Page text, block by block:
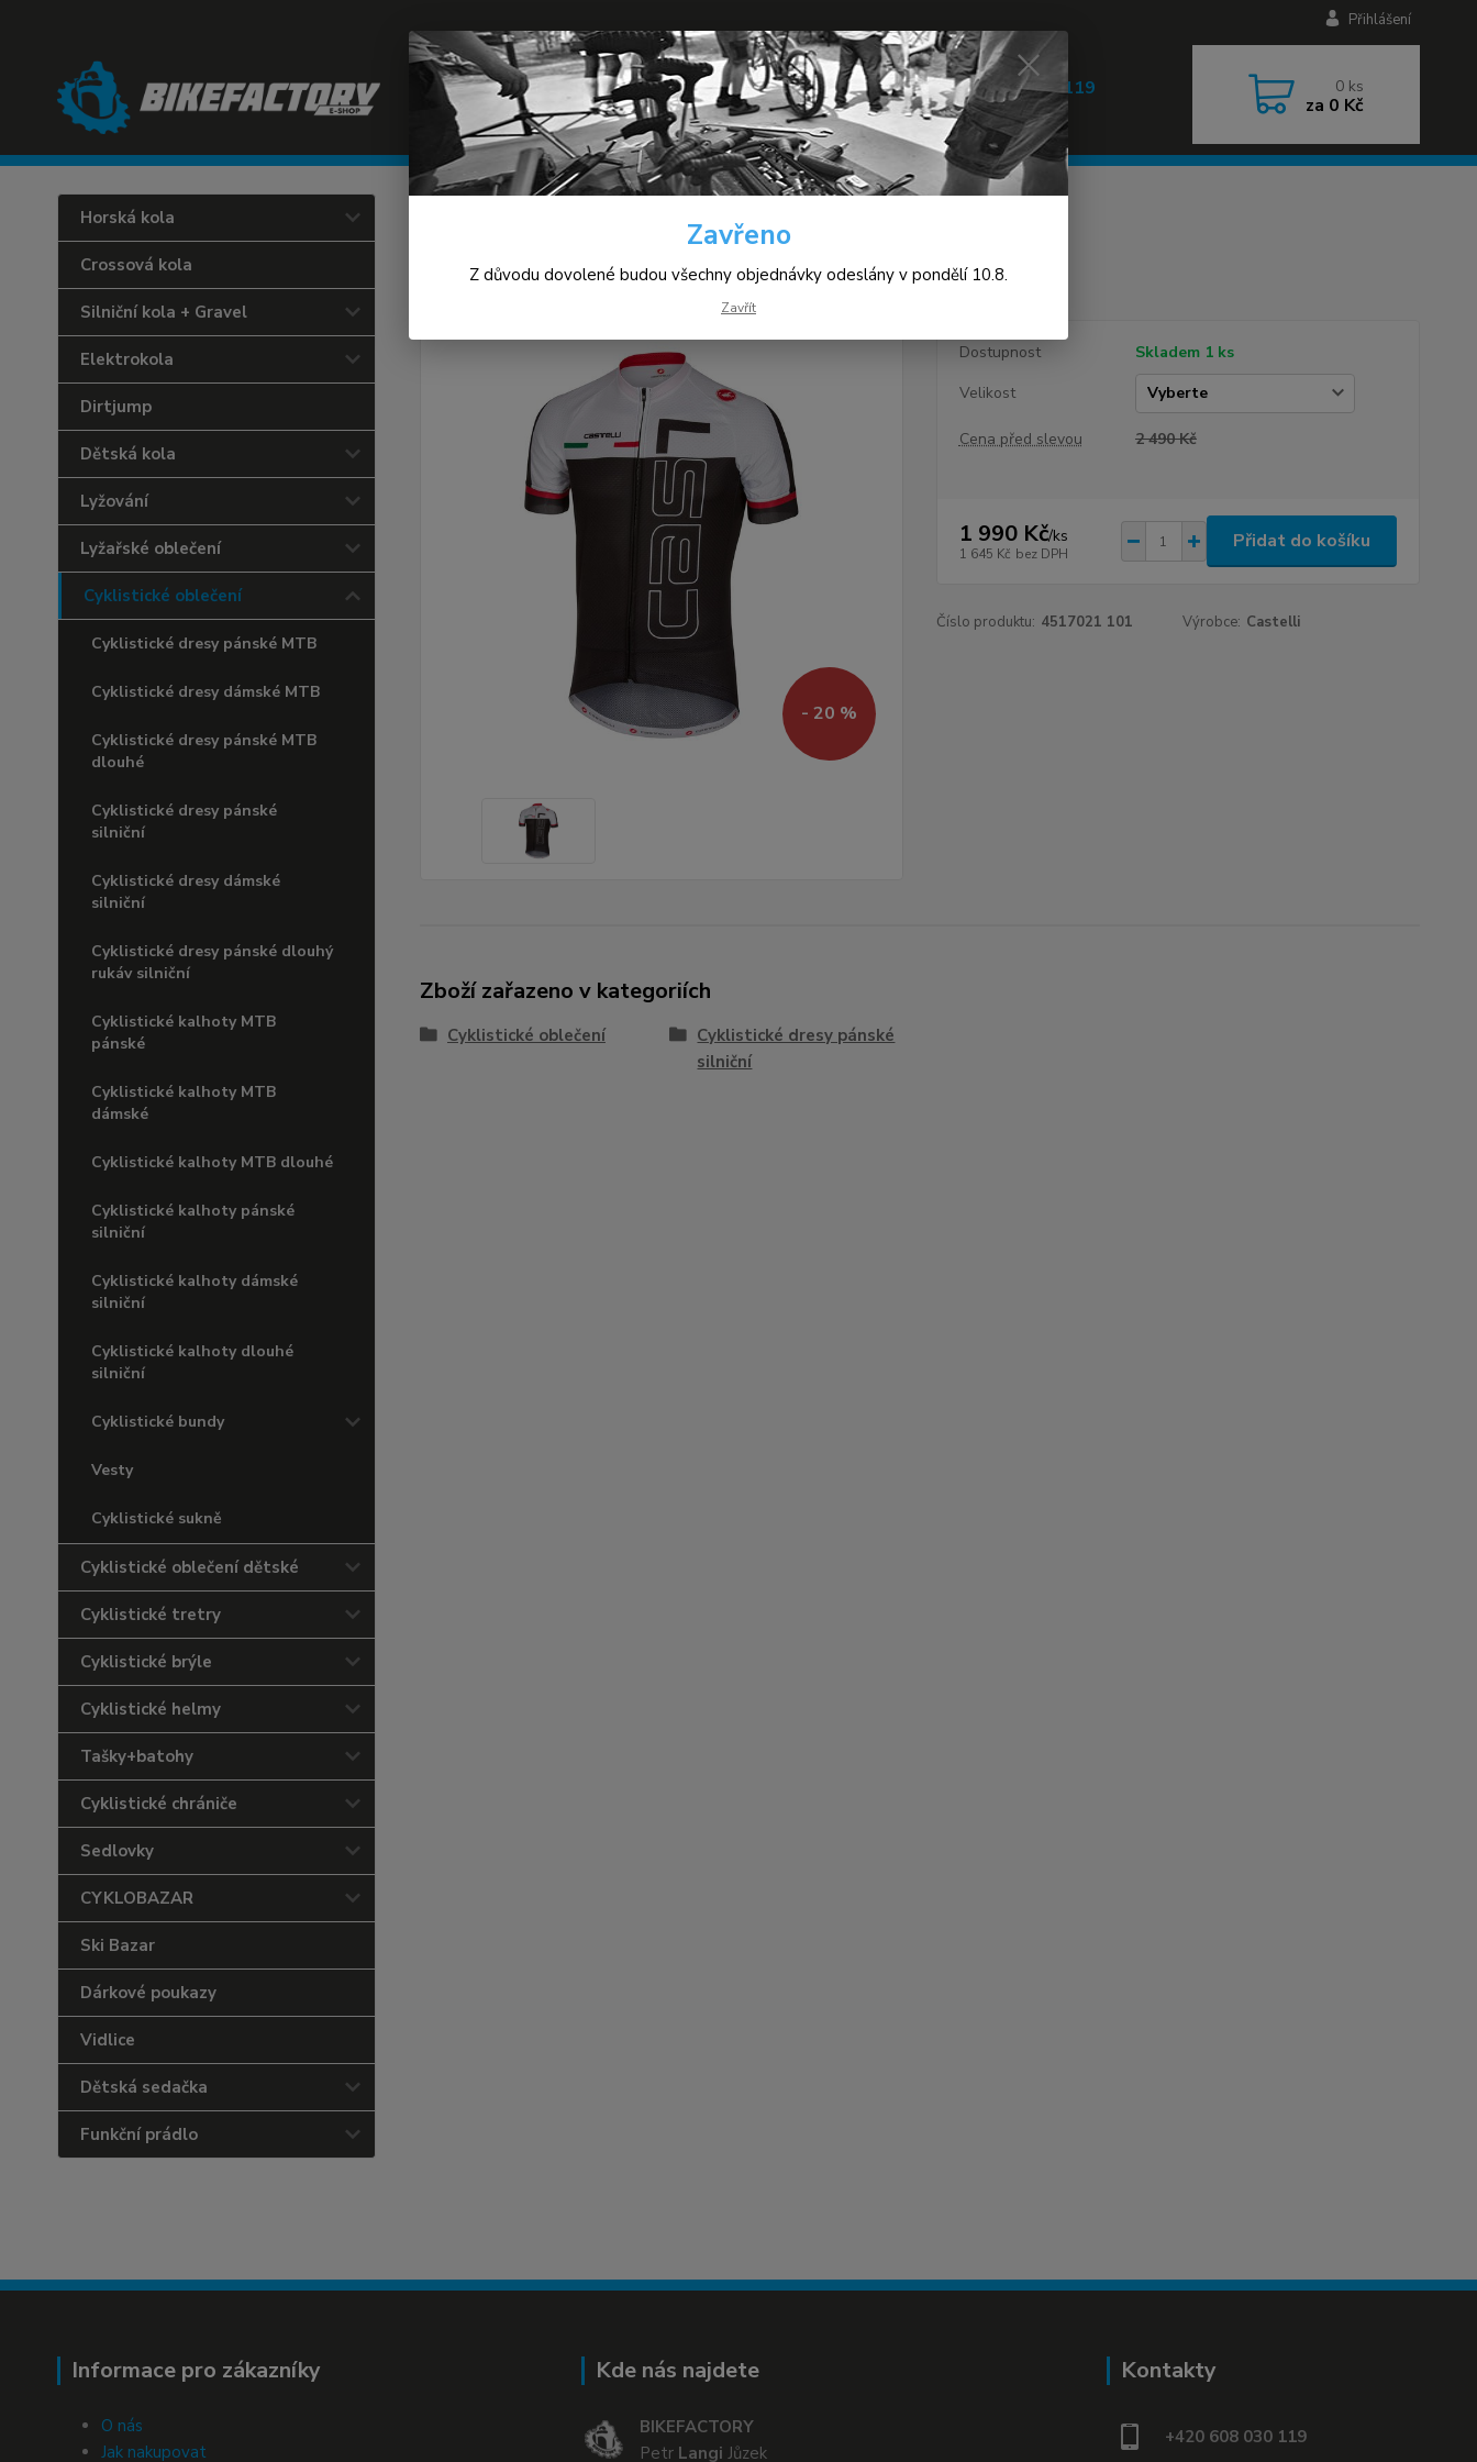
Přihlášení
Hledat +420 608 030 119
(Po-Pá 9-17h)
0 ks
za 0 Kč
Horská kola
Crossová kola
Silniční kola + Gravel
Elektrokola
Dirtjump
Dětská kola
Lyžování
Lyžařské oblečení
Cyklistické oblečení
Cyklistické dresy pánské MTB
Cyklistické dresy dámské MTB
Cyklistické dresy pánské MTB
dlouhé
Cyklistické dresy pánské
silniční
Cyklistické dresy dámské
silniční
Cyklistické dresy pánské dlouhý
rukáv silniční
Cyklistické kalhoty MTB
pánské
Cyklistické kalhoty MTB
dámské
Cyklistické kalhoty MTB dlouhé
Cyklistické kalhoty pánské
silniční
Cyklistické kalhoty dámské
silniční
Cyklistické kalhoty dlouhé
silniční
Cyklistické bundy
Vesty
Cyklistické sukně
Cyklistické oblečení dětské
Cyklistické tretry
Cyklistické brýle
Cyklistické helmy
Tašky+batohy
Cyklistické chrániče
Sedlovky
CYKLOBAZAR
Ski Bazar
Dárkové poukazy
Vidlice
Dětská sedačka
Funkční prádlo
Castelli Spunto Jersey FZ
- 20 %
Dostupnost
Skladem 1 ks
Velikost
Cena před slevou 2 490 Kč
1 990 Kč/ks
1 645 Kč bez DPH
Přidat do košíku
Číslo produktu: 4517021 101 Výrobce: Castelli
Zboží zařazeno v kategoriích
Cyklistické oblečení
Cyklistické dresy pánské
silniční
Informace pro zákazníky
O nás
Jak nakupovat
Kde nás najdete
BIKEFACTORY
Petr Langi Jůzek
Kontakty
+420 608 030 119
Zavřeno
Z důvodu dovolené budou všechny objednávky odeslány v pondělí 10.8.
Zavřít